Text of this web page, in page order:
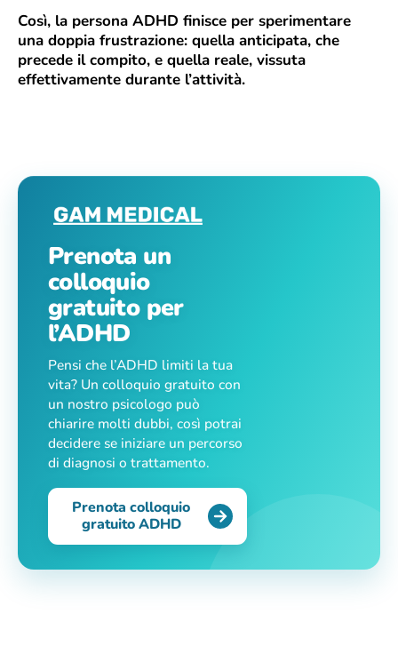
Così, la persona ADHD finisce per sperimentare
una doppia frustrazione: quella anticipata, che
precede il compito, e quella reale, vissuta
effettivamente durante l’attività.
Prenota un
colloquio
gratuito per
l’ADHD
Pensi che l’ADHD limiti la tua
vita? Un colloquio gratuito con
un nostro psicologo può
chiarire molti dubbi, così potrai
decidere se iniziare un percorso
di diagnosi o trattamento.
Prenota colloquio
gratuito ADHD